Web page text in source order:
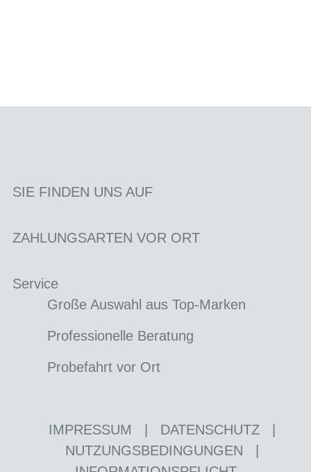
SIE FINDEN UNS AUF
ZAHLUNGSARTEN VOR ORT
Service
Große Auswahl aus Top-Marken
Professionelle Beratung
Probefahrt vor Ort
IMPRESSUM DATENSCHUTZ
NUTZUNGSBEDINGUNGEN